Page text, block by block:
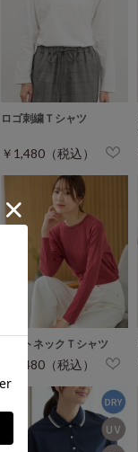
ロゴ刺繍Ｔシャツ
￥1,480（税込）
ボートネックＴシャツ
￥1,480（税込）